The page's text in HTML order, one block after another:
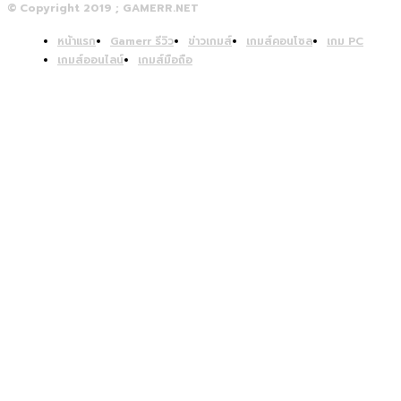
© Copyright 2019 ; GAMERR.NET
หน้าแรก Gamerr รีวิว ข่าวเกมส์ เกมส์คอนโซล
เกม PC
เกมส์ออนไลน์
เกมส์มือถือ